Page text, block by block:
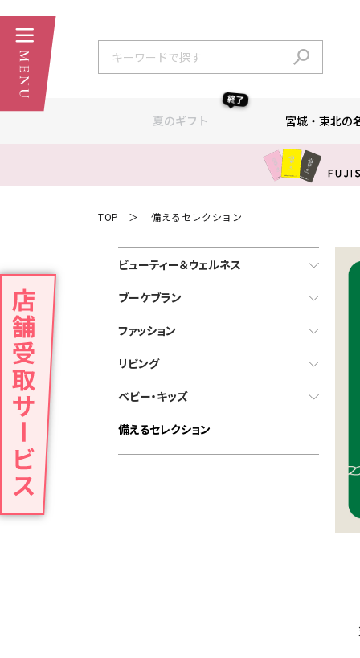
夏のギフト
終了
宮城・東北の
TOP ＞ 備えるセレクション
ビューティー＆ウェルネス
ブーケブラン
ファッション
リビング
ベビー・キッズ
備えるセレクション